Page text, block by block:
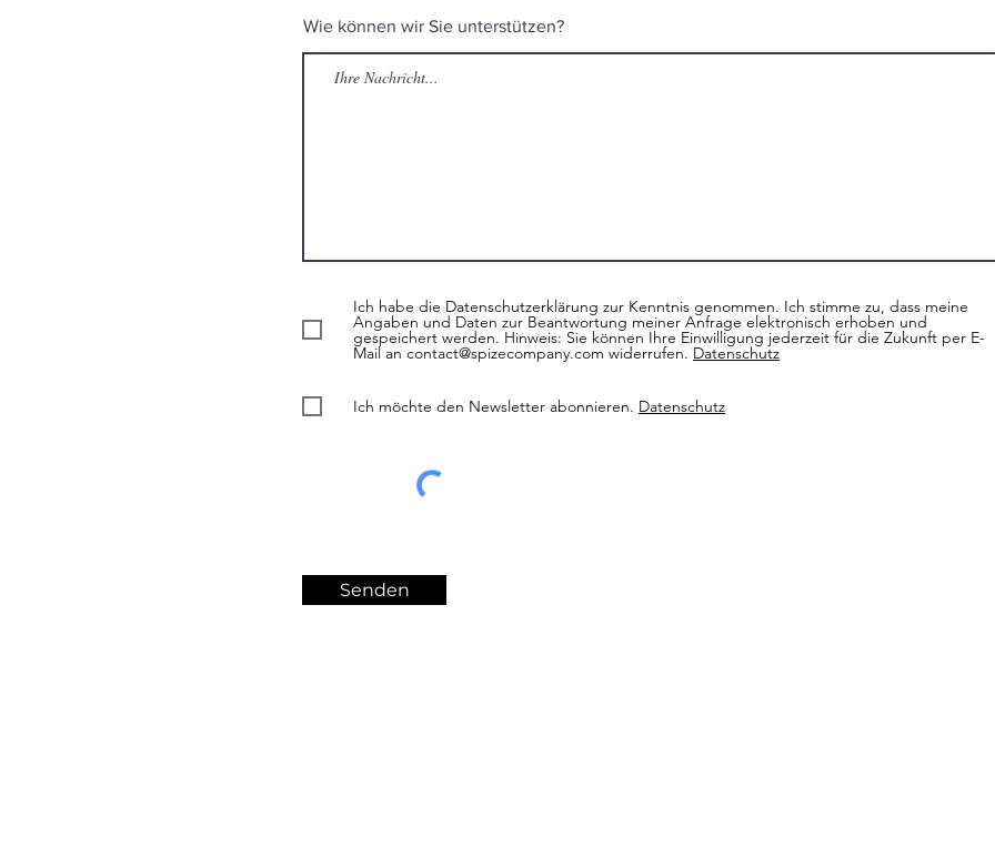
Wie können wir Sie unterstützen?
Ich habe die Datenschutzerklärung zur Kenntnis genommen. Ich stimme zu, dass meine
Angaben und Daten zur Beantwortung meiner Anfrage elektronisch erhoben und
gespeichert werden. Hinweis: Sie können Ihre Einwilligung jederzeit für die Zukunft per E-
Mail an contact@spizecompany.com widerrufen. Datenschutz
Ich möchte den Newsletter abonnieren. Datenschutz
Senden